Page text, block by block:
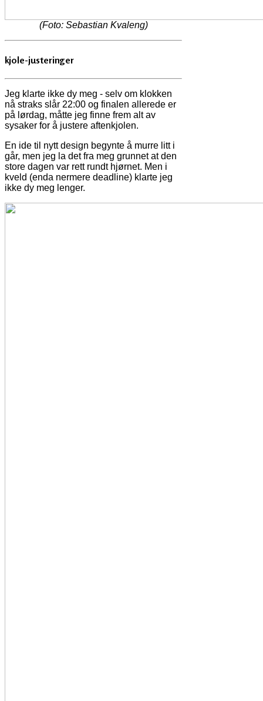
(Foto: Sebastian Kvaleng)
kjole-justeringer
Jeg klarte ikke dy meg - selv om klokken
nå straks slår 22:00 og finalen allerede er
på lørdag, måtte jeg finne frem alt av
sysaker for å justere aftenkjolen.
En ide til nytt design begynte å murre litt i
går, men jeg la det fra meg grunnet at den
store dagen var rett rundt hjørnet. Men i
kveld (enda nermere deadline) klarte jeg
ikke dy meg lenger.